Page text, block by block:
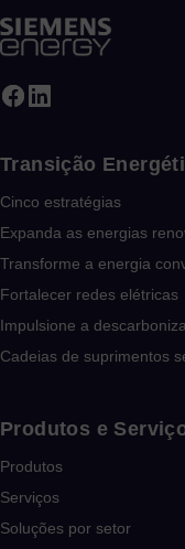
Transição
Cinco estratégias
Expanda as energias
Transforme a energia
Fortalecer redes elétricas
Impulsione a
Cadeias de suprimentos
Produtos e
Produtos
Serviços
Soluções por setor